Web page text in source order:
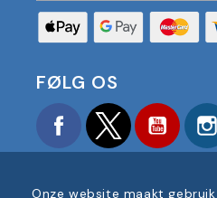
FØLG OS
FacebookTwitter
Onze website maakt gebruik